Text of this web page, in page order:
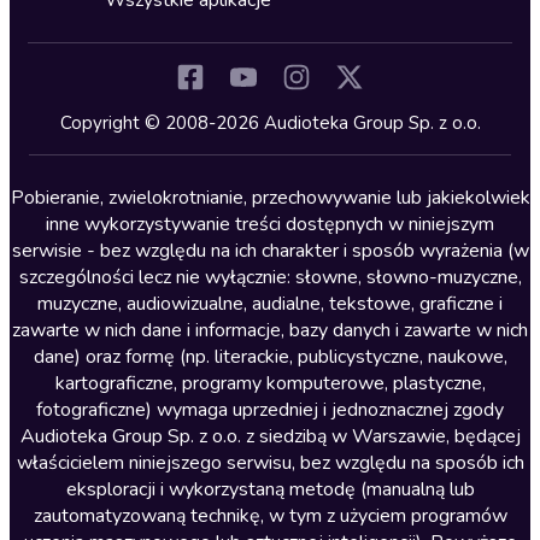
Kryminały
Lektury szkolne
Literatura anglojęzyczna
Literatura faktu
Literatura obyczajowa
Literatura piękna obca
Literatura piękna polska
Nagrania relaksacyjne
Nauka języków
Nauki humanistyczne
Podcasty i audycje
Copyright © 2008-2026 Audioteka Group Sp. z o.o.
Pobieranie, zwielokrotnianie, przechowywanie lub jakiekolwiek
inne wykorzystywanie treści dostępnych w niniejszym
serwisie - bez względu na ich charakter i sposób wyrażenia (w
szczególności lecz nie wyłącznie: słowne, słowno-muzyczne,
muzyczne, audiowizualne, audialne, tekstowe, graficzne i
zawarte w nich dane i informacje, bazy danych i zawarte w nich
dane) oraz formę (np. literackie, publicystyczne, naukowe,
kartograficzne, programy komputerowe, plastyczne,
fotograficzne) wymaga uprzedniej i jednoznacznej zgody
Audioteka Group Sp. z o.o. z siedzibą w Warszawie, będącej
właścicielem niniejszego serwisu, bez względu na sposób ich
eksploracji i wykorzystaną metodę (manualną lub
zautomatyzowaną technikę, w tym z użyciem programów